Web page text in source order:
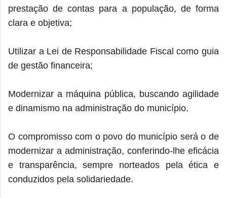
prestação de contas para a população, de forma
clara e objetiva;
Utilizar a Lei de Responsabilidade Fiscal como guia
de gestão financeira;
Modernizar a máquina pública, buscando agilidade
e dinamismo na administração do município.
O compromisso com o povo do município será o de
modernizar a administração, conferindo-lhe eficácia
e transparência, sempre norteados pela ética e
conduzidos pela solidariedade.